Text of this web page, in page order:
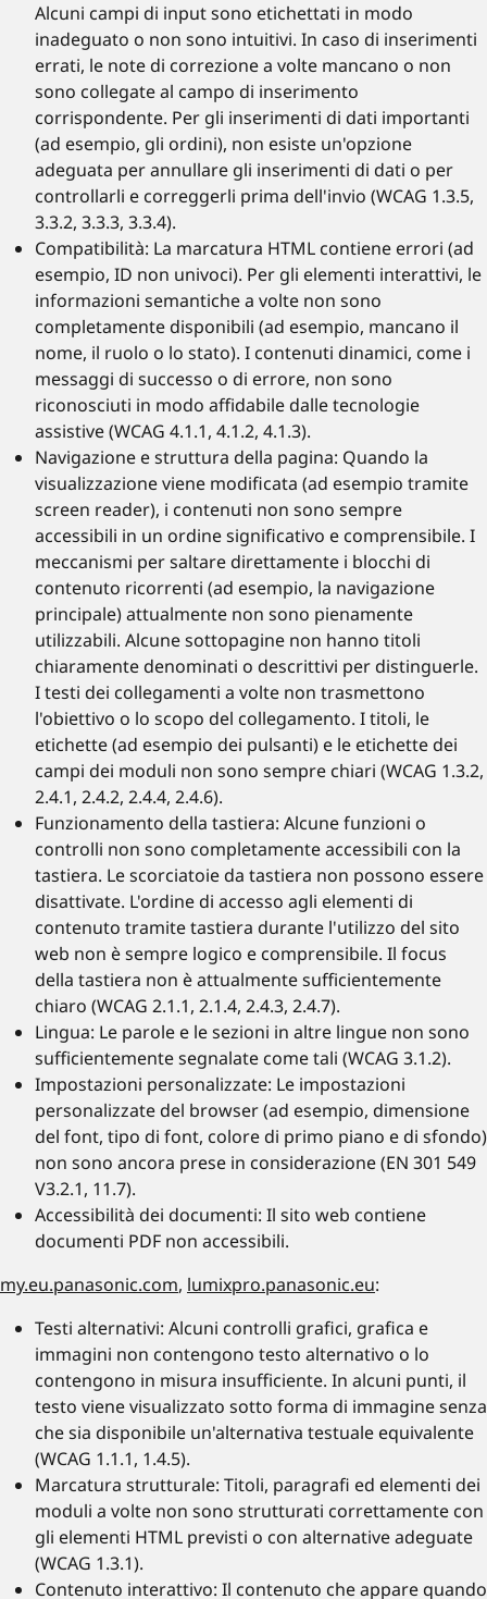
Alcuni campi di input sono etichettati in modo
inadeguato o non sono intuitivi. In caso di inserimenti
errati, le note di correzione a volte mancano o non
sono collegate al campo di inserimento
corrispondente. Per gli inserimenti di dati importanti
(ad esempio, gli ordini), non esiste un'opzione
adeguata per annullare gli inserimenti di dati o per
controllarli e correggerli prima dell'invio (WCAG 1.3.5,
3.3.2, 3.3.3, 3.3.4).
Compatibilità: La marcatura HTML contiene errori (ad
esempio, ID non univoci). Per gli elementi interattivi, le
informazioni semantiche a volte non sono
completamente disponibili (ad esempio, mancano il
nome, il ruolo o lo stato). I contenuti dinamici, come i
messaggi di successo o di errore, non sono
riconosciuti in modo affidabile dalle tecnologie
assistive (WCAG 4.1.1, 4.1.2, 4.1.3).
Navigazione e struttura della pagina: Quando la
visualizzazione viene modificata (ad esempio tramite
screen reader), i contenuti non sono sempre
accessibili in un ordine significativo e comprensibile. I
meccanismi per saltare direttamente i blocchi di
contenuto ricorrenti (ad esempio, la navigazione
principale) attualmente non sono pienamente
utilizzabili. Alcune sottopagine non hanno titoli
chiaramente denominati o descrittivi per distinguerle.
I testi dei collegamenti a volte non trasmettono
l'obiettivo o lo scopo del collegamento. I titoli, le
etichette (ad esempio dei pulsanti) e le etichette dei
campi dei moduli non sono sempre chiari (WCAG 1.3.2,
2.4.1, 2.4.2, 2.4.4, 2.4.6).
Funzionamento della tastiera: Alcune funzioni o
controlli non sono completamente accessibili con la
tastiera. Le scorciatoie da tastiera non possono essere
disattivate. L'ordine di accesso agli elementi di
contenuto tramite tastiera durante l'utilizzo del sito
web non è sempre logico e comprensibile. Il focus
della tastiera non è attualmente sufficientemente
chiaro (WCAG 2.1.1, 2.1.4, 2.4.3, 2.4.7).
Lingua: Le parole e le sezioni in altre lingue non sono
sufficientemente segnalate come tali (WCAG 3.1.2).
Impostazioni personalizzate: Le impostazioni
personalizzate del browser (ad esempio, dimensione
del font, tipo di font, colore di primo piano e di sfondo)
non sono ancora prese in considerazione (EN 301 549
V3.2.1, 11.7).
Accessibilità dei documenti: Il sito web contiene
documenti PDF non accessibili.
my.eu.panasonic.com, lumixpro.panasonic.eu:
Testi alternativi: Alcuni controlli grafici, grafica e
immagini non contengono testo alternativo o lo
contengono in misura insufficiente. In alcuni punti, il
testo viene visualizzato sotto forma di immagine senza
che sia disponibile un'alternativa testuale equivalente
(WCAG 1.1.1, 1.4.5).
Marcatura strutturale: Titoli, paragrafi ed elementi dei
moduli a volte non sono strutturati correttamente con
gli elementi HTML previsti o con alternative adeguate
(WCAG 1.3.1).
Contenuto interattivo: Il contenuto che appare quando